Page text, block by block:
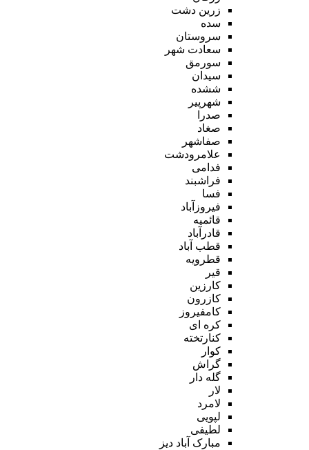
زرین دشت
سده
سروستان
سعادت شهر
سورمق
سیدان
ششده
شهرپیر
صدرا
صغاد
صفاشهر
علامرودشت
فدامی
فراشبند
فسا
فیروزآباد
قائمیه
قادرآباد
قطب آباد
قطرویه
قیر
کارزین
کازرون
کامفیروز
کره ای
کنارتخته
کوار
گراش
گله دار
لار
لامرد
لپویی
لطیفی
مبارک آباد دیز